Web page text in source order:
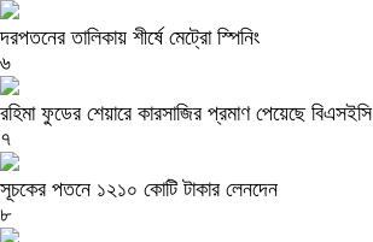
দরপতনের তালিকায় শীর্ষে মেট্রো স্পিনিং
৬
রহিমা ফুডের শেয়ারে কারসাজির প্রমাণ পেয়েছে বিএসইসি
৭
সূচকের পতনে ১২১০ কোটি টাকার লেনদেন
৮